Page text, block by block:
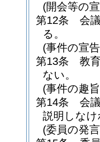
(開会等の
第12条
会
る。
(事件の宣
第13条
教
ない。
(事件の趣
第14条
会
説明しな
(委員の発